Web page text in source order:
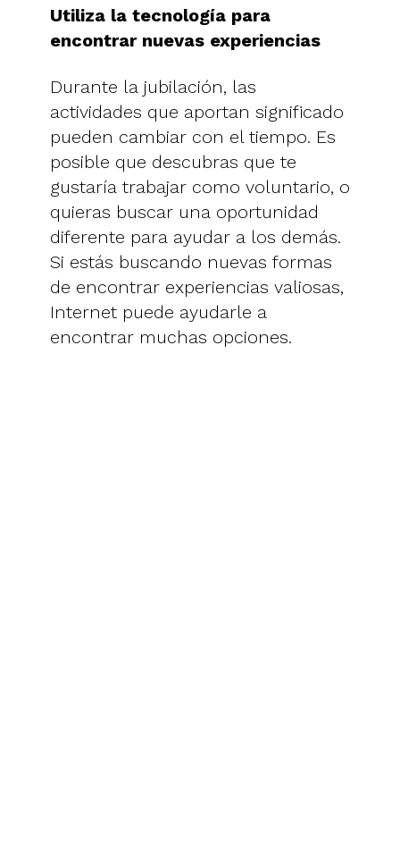
Utiliza la tecnología para
encontrar nuevas experiencias
Durante la jubilación, las
actividades que aportan significado
pueden cambiar con el tiempo. Es
posible que descubras que te
gustaría trabajar como voluntario, o
quieras buscar una oportunidad
diferente para ayudar a los demás.
Si estás buscando nuevas formas
de encontrar experiencias valiosas,
Internet puede ayudarle a
encontrar muchas opciones.